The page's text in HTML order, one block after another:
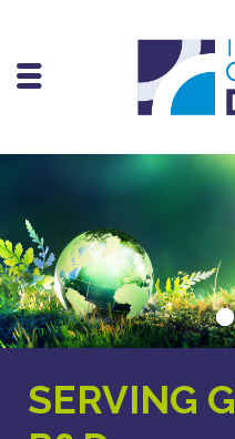
SERVING